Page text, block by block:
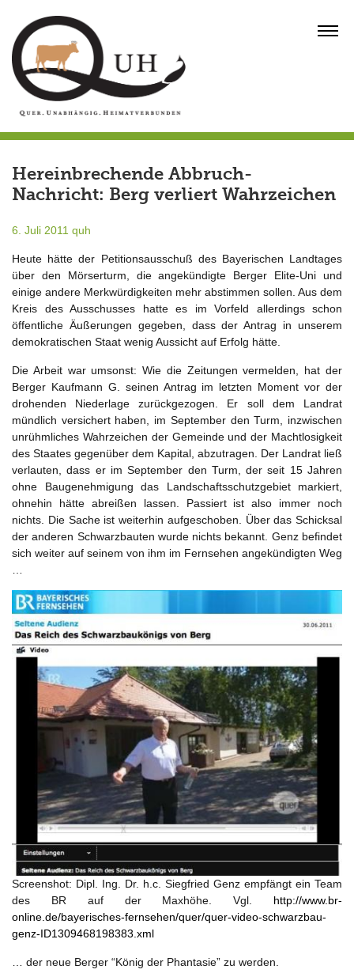
content
Hereinbrechende Abbruch-
Nachricht: Berg verliert Wahrzeichen
6. Juli 2011 quh
Heute hätte der Petitionsausschuß des Bayerischen Landtages
über den Mörserturm, die angekündigte Berger Elite-Uni und
einige andere Merkwürdigkeiten mehr abstimmen sollen. Aus dem
Kreis des Ausschusses hatte es im Vorfeld allerdings schon
öffentliche Äußerungen gegeben, dass der Antrag in unserem
demokratischen Staat wenig Aussicht auf Erfolg hätte.
Die Arbeit war umsonst: Wie die Zeitungen vermelden, hat der
Berger Kaufmann G. seinen Antrag im letzten Moment vor der
drohenden Niederlage zurückgezogen. Er soll dem Landrat
mündlich versichert haben, im September den Turm, inzwischen
unrühmliches Wahrzeichen der Gemeinde und der Machtlosigkeit
des Staates gegenüber dem Kapital, abzutragen. Der Landrat ließ
verlauten, dass er im September den Turm, der seit 15 Jahren
ohne Baugenehmigung das Landschaftsschutzgebiet markiert,
ohnehin hätte abreißen lassen. Passiert ist also immer noch
nichts. Die Sache ist weiterhin aufgeschoben. Über das Schicksal
der anderen Schwarzbauten wurde nichts bekannt. Genz befindet
sich weiter auf seinem von ihm im Fernsehen angekündigten Weg
…
Screenshot: Dipl. Ing. Dr. h.c. Siegfried Genz empfängt ein Team
des BR auf der Maxhöhe. Vgl. http://www.br-
online.de/bayerisches-fernsehen/quer/quer-video-schwarzbau-
genz-ID1309468198383.xml
… der neue Berger “König der Phantasie” zu werden.